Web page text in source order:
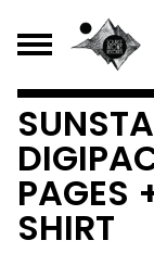
PAGES
SHIRT